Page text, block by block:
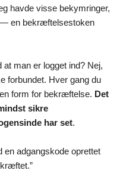
havde visse bekymringer,
— en bekræftelsestoken
man er logget ind? Nej,
forbundet. Hver gang du
form for bekræftelse. Det
sikre
har set.
en adgangskode oprettet